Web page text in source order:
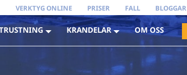
VERKTYG ONLINE PRISER FALL BLOGGAR
KRANDELAR OM OSS